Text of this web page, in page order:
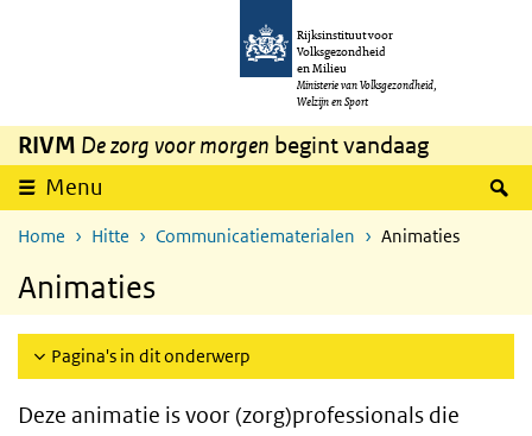
Overslaan en naar de inhoud gaan
Rijksinstituut voor
Volksgezondheid
en Milieu
Ministerie van Volksgezondheid,
Welzijn en Sport
RIVM De zorg voor morgen begint vandaag
Menu
Home Hitte Communicatiematerialen Animaties
Animaties
Pagina's in dit onderwerp
Deze animatie is voor (zorg)professionals die